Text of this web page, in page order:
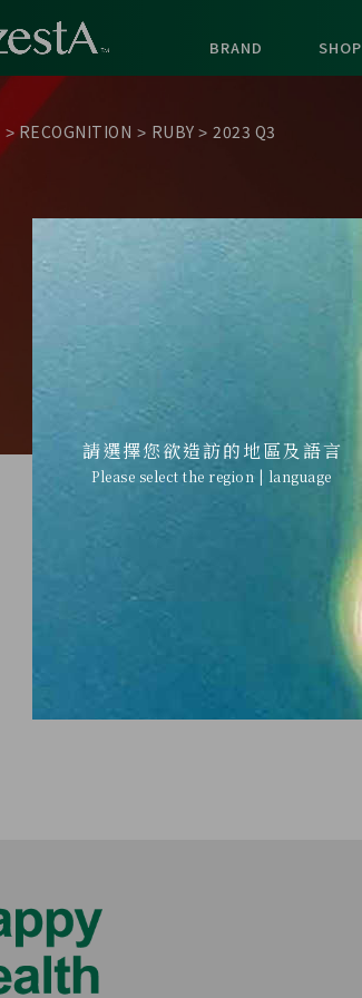
BRAND SHOP
>RECOGNITION > RUBY > 2023 Q3
請選擇您欲造訪的地區及語言
Please select the region | language